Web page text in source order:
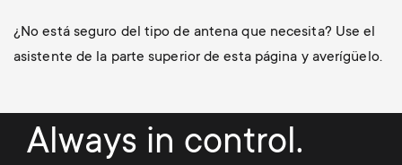
¿No está seguro del tipo de antena que necesita? Use el
asistente de la parte superior de esta página y averígüelo.
Always in control.